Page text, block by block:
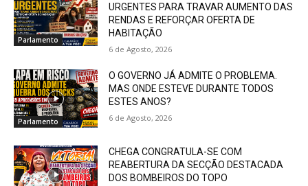
Parlamento
URGENTES PARA TRAVAR AUMENTO DAS
RENDAS E REFORÇAR OFERTA DE
HABITAÇÃO
6 de Agosto, 2026
Parlamento
O GOVERNO JÁ ADMITE O PROBLEMA.
MAS ONDE ESTEVE DURANTE TODOS
ESTES ANOS?
6 de Agosto, 2026
CHEGA CONGRATULA-SE COM
REABERTURA DA SECÇÃO DESTACADA
DOS BOMBEIROS DO TOPO